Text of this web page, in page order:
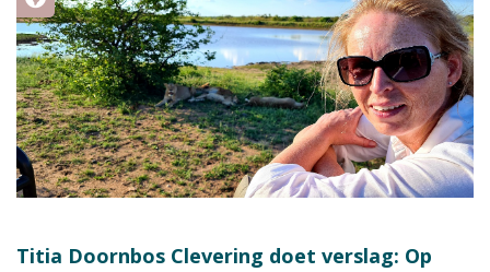
Titia Doornbos Clevering doet verslag: Op